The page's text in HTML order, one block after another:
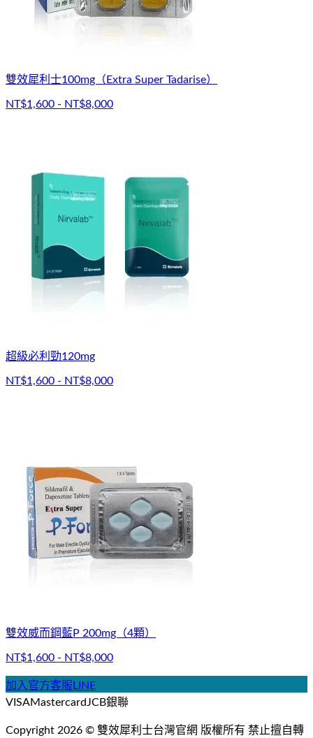
雙效犀利士100mg（Extra Super Tadarise）
NT$1,600 - NT$8,000
超級必利勁120mg
NT$1,600 - NT$8,000
雙效威而鋼藍P 200mg（4顆）
NT$1,600 - NT$8,000
加入官方客服LINE
VISAMastercardJCB銀聯
Copyright 2026 © 雙效犀利士台灣官網 版權所有 禁止擅自轉